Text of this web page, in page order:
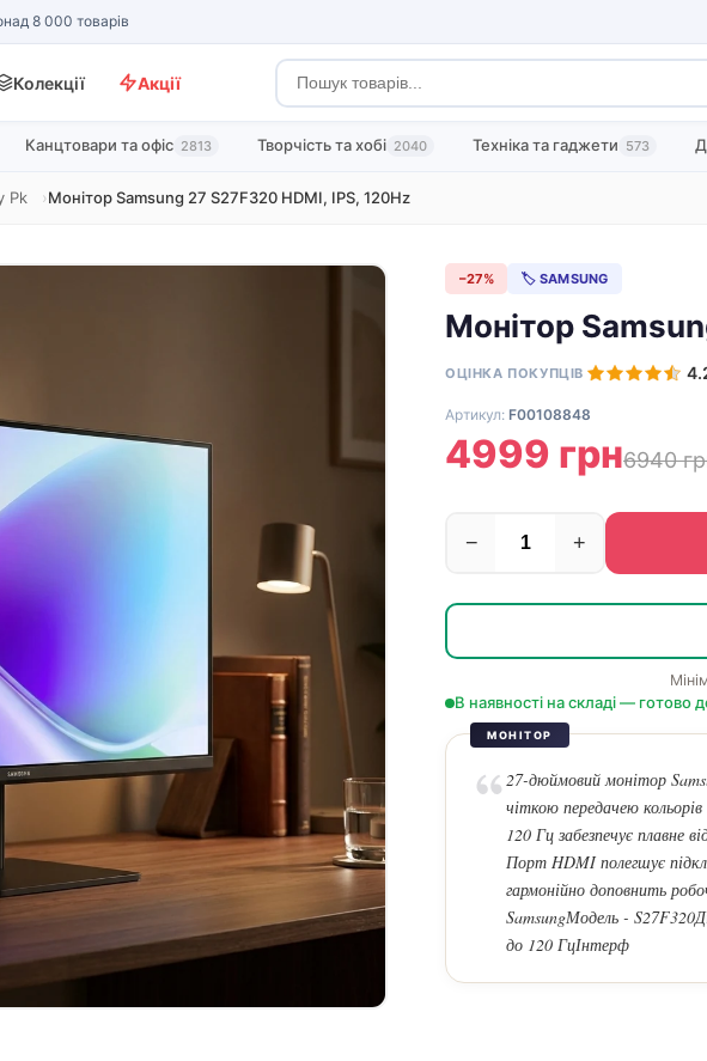
8 000 товарів
Колекції Акції
Канцтовари та офіс 2813 Творчість та хобі 2040 Техніка та гаджети 573
Pk Монітор Samsung 27 S27F320 HDMI, IPS, 120Hz
−27% 🏷 SAMSUNG
Монітор
ОЦІНКА ПОКУПЦІВ
Артикул: F00108848
4999 грн6940
− +
В наявності на складі — готово
МОНІТОР
27-дюймовий монітор
чіткою передачею
120 Гц забезпечує плавне
Порт HDMI полегшує
гармонійно доповнить
SamsungМодель -
до 120 ГцІнтерф